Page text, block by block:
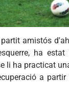
amistós
ha
li ha practicat
a